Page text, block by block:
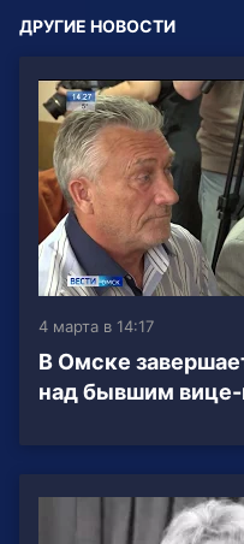
ДРУГИЕ НОВОСТИ
4 марта в 14:17
В Омске
над бывшим вице-